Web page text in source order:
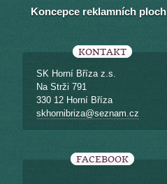
Koncepce reklamních ploch
KONTAKT
SK Horní Bříza z.s.
Na Strži 791
330 12 Horní Bříza
skhornibriza@seznam.cz
FACEBOOK